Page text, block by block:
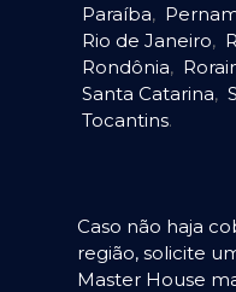
Paraíba,
Rio de Janeiro,
Rondônia,
Santa Catarina,
Tocantins.
Caso não haja
região, solicite
Master House